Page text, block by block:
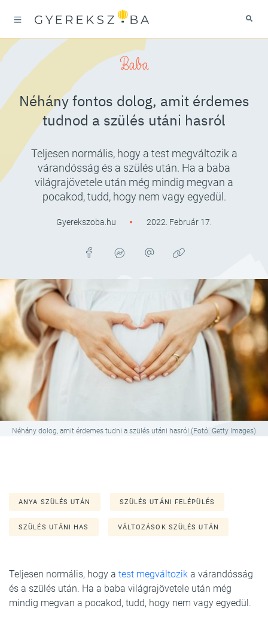
Baba
Néhány fontos dolog, amit érdemes
tudnod a szülés utáni hasról
Teljesen normális, hogy a test megváltozik a
várandósság és a szülés után. Ha a baba
világrajövetele után még mindig megvan a
pocakod, tudd, hogy nem vagy egyedül.
Gyerekszoba.hu 2022. Február 17.
Néhány dolog, amit érdemes tudni a szülés utáni hasról (Fotó: Getty Images)
ANYA SZÜLÉS UTÁN SZÜLÉS UTÁNI FELÉPÜLÉS
SZÜLÉS UTÁNI HAS VÁLTOZÁSOK SZÜLÉS UTÁN
Teljesen normális, hogy a test megváltozik a várandósság
és a szülés után. Ha a baba világrajövetele után még
mindig megvan a pocakod, tudd, hogy nem vagy egyedül.